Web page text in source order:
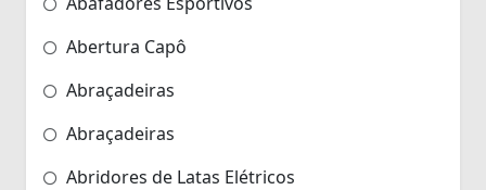
Abertura Capô
Abraçadeiras
Abraçadeiras
Abridores de Latas Elétricos